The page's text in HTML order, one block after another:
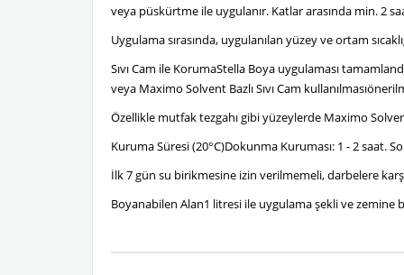
veya püskürtme ile uygulanır. Katlar arasında min. 2
Uygulama sırasında, uygulanılan yüzey ve ortam
Sıvı Cam ile KorumaStella Boya uygulaması
veya Maximo Solvent Bazlı Sıvı Cam
Özellikle mutfak tezgahı gibi yüzeylerde Maximo Solvent
Kuruma Süresi (20°C)Dokunma Kuruması: 1 - 2 saat.
İlk 7 gün su birikmesine izin verilmemeli, darbelere
Boyanabilen Alan1 litresi ile uygulama şekli ve zemine